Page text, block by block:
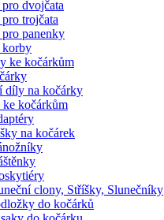
dvojčata
trojčata
panenky
ke kočárkům
díly na kočárky
kočárkům
na kočárek
clony, Stříšky, Slunečníky
do kočárků